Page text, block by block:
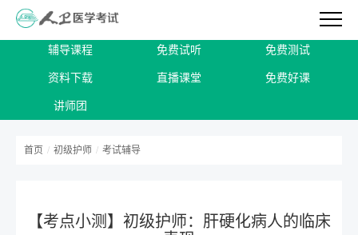
辅导课程 免费试听 免费测试
资料下载 直播课堂 免费好课
讲师团
首页 / 初级护师 / 考试辅导
【考点小测】初级护师：肝硬化病人的临床